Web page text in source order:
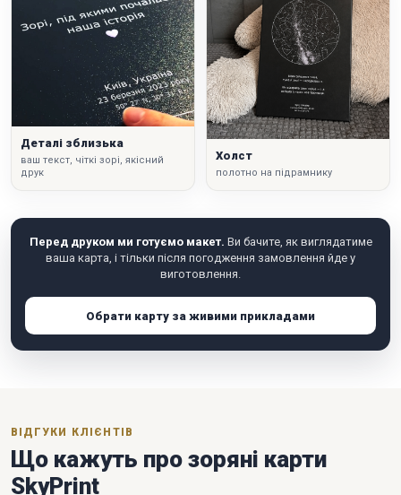
Деталі зблизька
ваш текст, чіткі зорі, якісний
друк
Холст
полотно на підрамнику
Перед друком ми готуємо макет. Ви бачите, як виглядатиме
ваша карта, і тільки після погодження замовлення йде у
виготовлення.
Обрати карту за живими прикладами
ВІДГУКИ КЛІЄНТІВ
Що кажуть про зоряні карти
SkyPrint